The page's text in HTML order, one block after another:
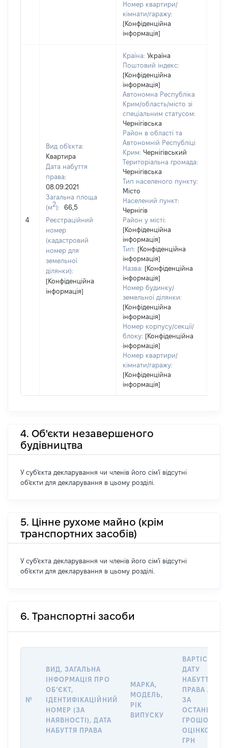
Номер квартири/
кімнати/гаражу:
[Конфіденційна
інформація]
4
Вид об'єкта:
Квартира
Дата набуття
права:
08.09.2021
Загальна площа
(м2):
66,5
Реєстраційний
номер
(кадастровий
номер для
земельної
ділянки):
[Конфіденційна
інформація]
Країна: Україна
Поштовий індекс:
[Конфіденційна
інформація]
Автономна Республіка
Крим/область/місто зі
спеціальним статусом:
Чернігівська
Район в області та
Автономній Республіці
Крим: Чернігівський
Територіальна громада:
Чернігівська
Тип населеного пункту:
Місто
Населений пункт:
Чернігів
Район у місті:
[Конфіденційна
інформація]
Тип: [Конфіденційна
інформація]
Назва: [Конфіденційна
інформація]
Номер будинку/
земельної ділянки:
[Конфіденційна
інформація]
Номер корпусу/секції/
блоку: [Конфіденційна
інформація]
Номер квартири/
кімнати/гаражу:
[Конфіденційна
інформація]
4. Об'єкти незавершеного
будівництва
У суб'єкта декларування чи членів його сім'ї відсутні
об'єкти для декларування в цьому розділі.
5. Цінне рухоме майно (крім
транспортних засобів)
У суб'єкта декларування чи членів його сім'ї відсутні
об'єкти для декларування в цьому розділі.
6. Транспортні засоби
№
ВИД, ЗАГАЛЬНА
ІНФОРМАЦІЯ ПРО
ОБʼЄКТ,
ІДЕНТИФІКАЦІЙНИЙ
НОМЕР (ЗА
НАЯВНОСТІ), ДАТА
НАБУТТЯ ПРАВА
МАРКА,
МОДЕЛЬ,
РІК
ВИПУСКУ
ВАРТІСТЬ НА
ДАТУ
НАБУТТЯ
ПРАВА АБО
ЗА
ГРОШОВОЮ
ОЦІНКОЮ,
ГРН